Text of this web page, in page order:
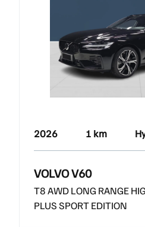
2026 1 km
VOLVO V60
T8 AWD LONG RANGE
PLUS SPORT EDITION